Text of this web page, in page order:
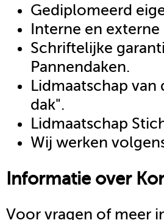
Gediplomeerd
Interne en
Schriftelijke
Pannendaken.
Lidmaatschap
dak".
Lidmaatschap
Wij werken
Informatie over
Voor vragen of meer